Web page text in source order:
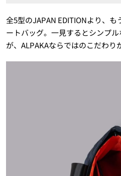
全5型のJAPAN EDITIONより、
ートバッグ。一見するとシンプ
が、ALPAKAならではのこだわり